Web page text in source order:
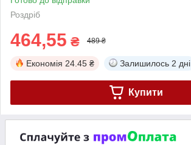
Роздріб
464,55 ₴ 489 ₴
Економія 24.45 ₴ Залишилось 2 дні
Купити